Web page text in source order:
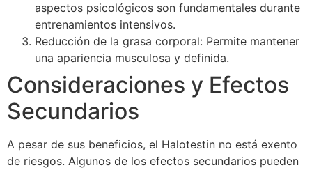
aspectos psicológicos son fundamentales durante
entrenamientos intensivos.
Reducción de la grasa corporal: Permite mantener
una apariencia musculosa y definida.
Consideraciones y Efectos
Secundarios
A pesar de sus beneficios, el Halotestin no está exento
de riesgos. Algunos de los efectos secundarios pueden